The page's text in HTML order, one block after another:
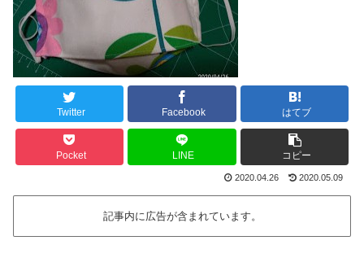
Twitter Facebook はてブ
Pocket LINE コピー
2020.04.26 2020.05.09
記事内に広告が含まれています。